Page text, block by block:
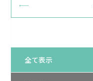
全て表示